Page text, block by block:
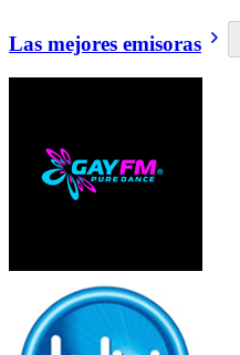
Las mejores emisoras